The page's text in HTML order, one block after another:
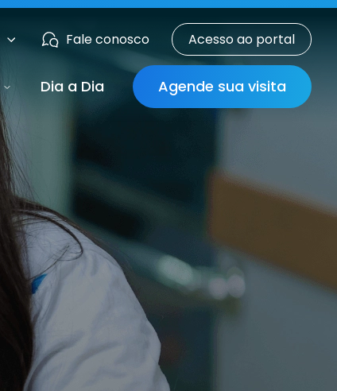
Fale conosco Acesso ao portal
Dia a Dia Agende sua visita